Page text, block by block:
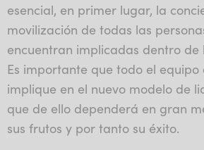
esencial, en primer lugar, la
movilización de todas las
encuentran implicadas dentro de
Es importante que todo el equipo
implique en el nuevo modelo de
que de ello dependerá en gran
sus frutos y por tanto su éxito.